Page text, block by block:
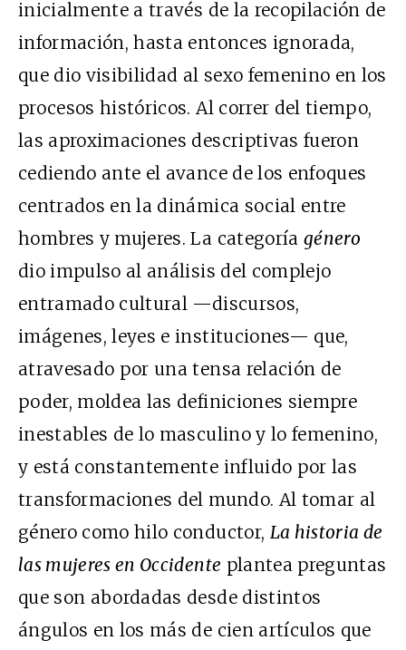
inicialmente a través de la recopilación de
información, hasta entonces ignorada,
que dio visibilidad al sexo femenino en los
procesos históricos. Al correr del tiempo,
las aproximaciones descriptivas fueron
cediendo ante el avance de los enfoques
centrados en la dinámica social entre
hombres y mujeres. La categoría género
dio impulso al análisis del complejo
entramado cultural —discursos,
imágenes, leyes e instituciones— que,
atravesado por una tensa relación de
poder, moldea las definiciones siempre
inestables de lo masculino y lo femenino,
y está constantemente influido por las
transformaciones del mundo. Al tomar al
género como hilo conductor, La historia de
las mujeres en Occidente plantea preguntas
que son abordadas desde distintos
ángulos en los más de cien artículos que